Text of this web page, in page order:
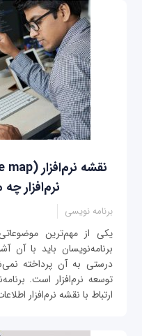
نرم‌افزار
برنامه نویسی
یکی از مهم‌ترین
برنامه‌نویسان باید با آن
درستی به آن پرداخته
توسعه نرم‌افزار است.
ارتباط با نقشه نرم‌افزار